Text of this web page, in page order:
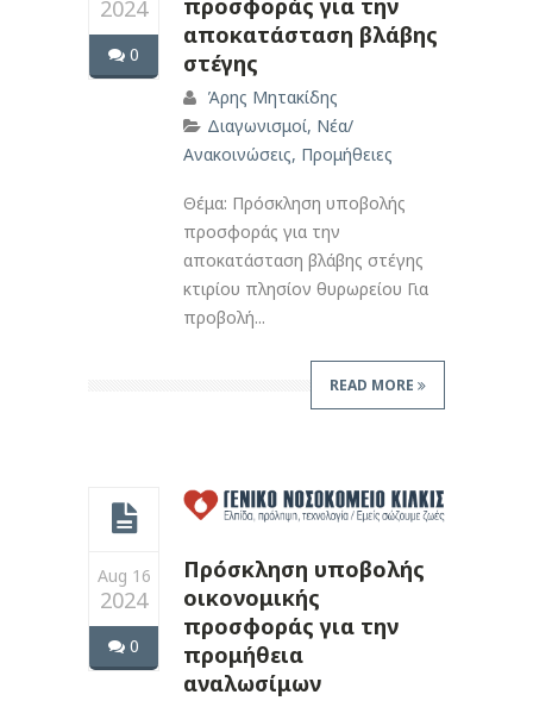
2024
0
προσφοράς για την
αποκατάσταση βλάβης
στέγης
Άρης Μητακίδης
Διαγωνισμοί, Νέα/
Ανακοινώσεις, Προμήθειες
Θέμα: Πρόσκληση υποβολής
προσφοράς για την
αποκατάσταση βλάβης στέγης
κτιρίου πλησίον θυρωρείου Για
προβολή...
READ MORE
Aug 16
2024
0
Πρόσκληση υποβολής
οικονομικής
προσφοράς για την
προμήθεια
αναλωσίμων